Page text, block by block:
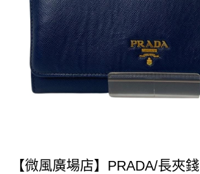
【微風廣場店】PRADA/長夾錢